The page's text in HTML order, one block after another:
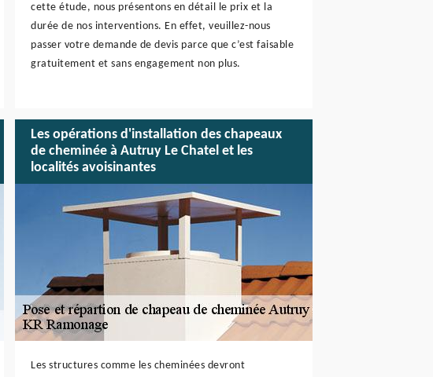
cette étude, nous présentons en détail le prix et la
durée de nos interventions. En effet, veuillez-nous
passer votre demande de devis parce que c’est faisable
gratuitement et sans engagement non plus.
Les opérations d'installation des chapeaux
de cheminée à Autruy Le Chatel et les
localités avoisinantes
Les structures comme les cheminées devront